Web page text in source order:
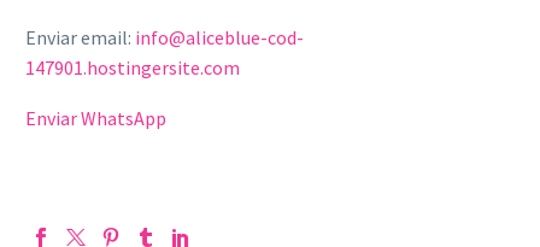
Enviar email: info@aliceblue-cod-
147901.hostingersite.com
Enviar WhatsApp